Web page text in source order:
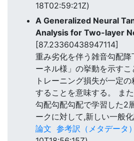
18T02:59:21Z)
A Generalized Neural
Analysis for Two-layer
[87.23360438947114]
重み劣化を伴う雑音勾配
ーネル様」の挙動を示すこ
トレーニング損失が一定
することを意味する。 ま
勾配勾配勾配で学習した2
ークに対して,新しい一般化
論文 参考訳（メタデータ）